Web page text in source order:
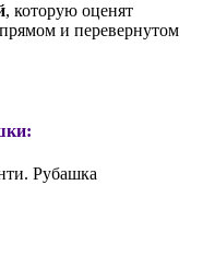
, которую оценят
и перевернутом